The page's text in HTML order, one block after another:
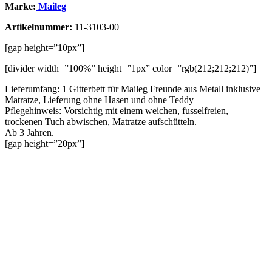
Marke: Maileg
Artikelnummer: 11-3103-00
[gap height=”10px”]
[divider width=”100%” height=”1px” color=”rgb(212;212;212)”]
Lieferumfang: 1 Gitterbett für Maileg Freunde aus Metall inklusive
Matratze, Lieferung ohne Hasen und ohne Teddy
Pflegehinweis: Vorsichtig mit einem weichen, fusselfreien,
trockenen Tuch abwischen, Matratze aufschütteln.
Ab 3 Jahren.
[gap height=”20px”]